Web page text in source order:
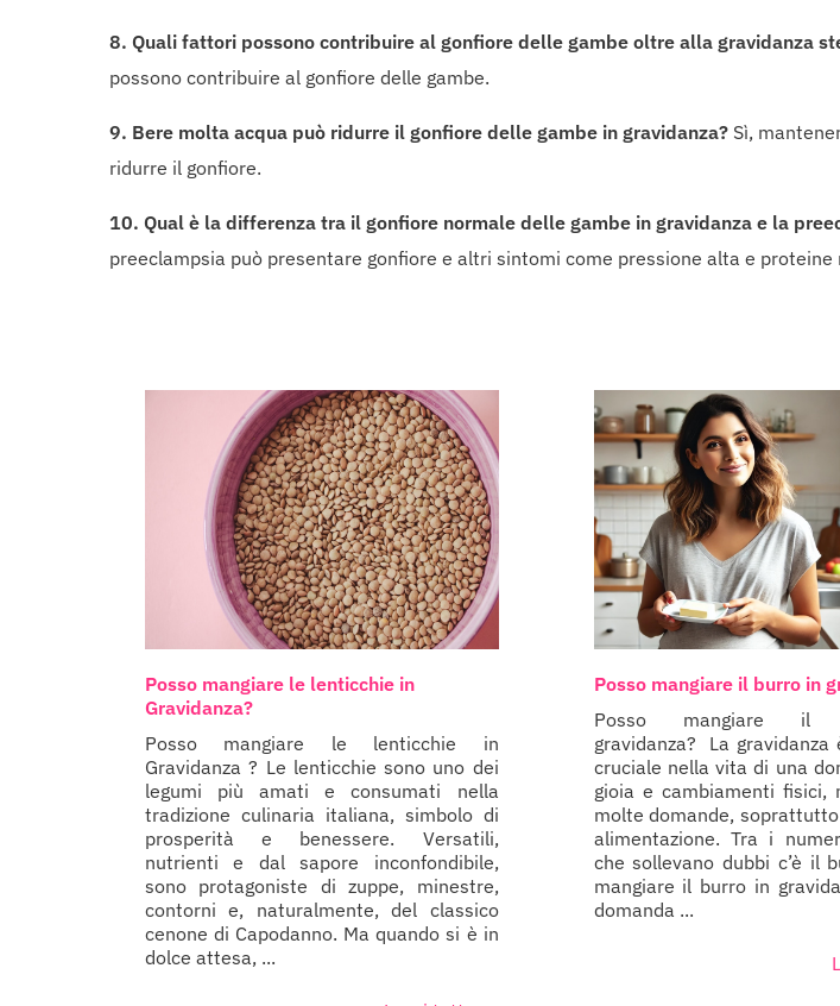
8. Quali fattori possono contribuire al gonfiore delle gambe oltre alla gravidanza
possono contribuire al gonfiore delle gambe.
9. Bere molta acqua può ridurre il gonfiore delle gambe in gravidanza? Sì,
ridurre il gonfiore.
10. Qual è la differenza tra il gonfiore normale delle gambe in gravidanza e la
preeclampsia può presentare gonfiore e altri sintomi come pressione alta e
Posso mangiare le lenticchie in
Gravidanza?
Posso mangiare le lenticchie in
Gravidanza ? Le lenticchie sono uno dei
legumi più amati e consumati nella
tradizione culinaria italiana, simbolo di
prosperità e benessere. Versatili,
nutrienti e dal sapore inconfondibile,
sono protagoniste di zuppe, minestre,
contorni e, naturalmente, del classico
cenone di Capodanno. Ma quando si è in
dolce attesa, ...
Posso mangiare il burro in
Posso mangiare
gravidanza? La gravidanza
cruciale nella vita di una
gioia e cambiamenti fisici,
molte domande,
alimentazione. Tra i
che sollevano dubbi c’è il
mangiare il burro in
domanda ...